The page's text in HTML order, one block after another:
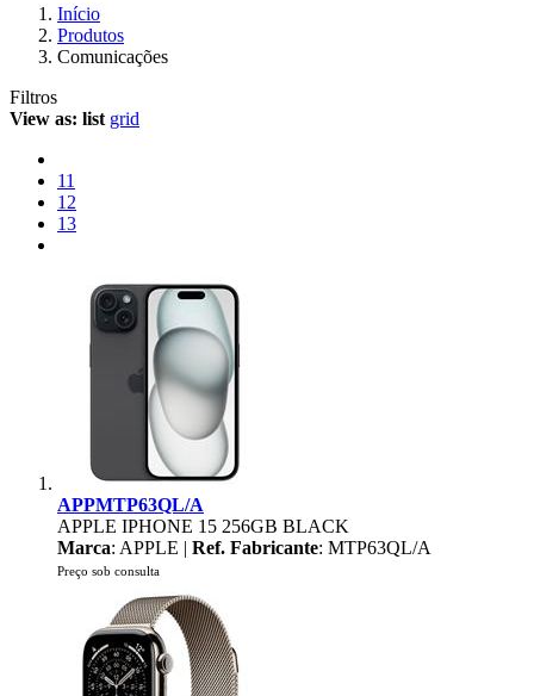
Início
Produtos
Comunicações
Filtros
View as: list grid
11
12
13
APPMTP63QL/A
APPLE IPHONE 15 256GB BLACK
Marca: APPLE | Ref. Fabricante: MTP63QL/A
Preço sob consulta